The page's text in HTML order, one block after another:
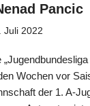
Pancic
Juli 2022
Wochen vor
der 1. A-